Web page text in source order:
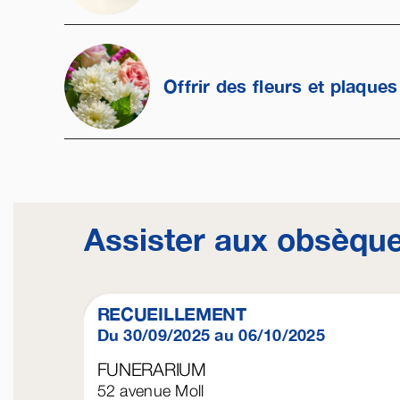
Offrir des fleurs et plaques
Assister aux
RECUEILLEMENT
Du 30/09/2025 au 06/10/2025
FUNERARIUM
52 avenue Moll